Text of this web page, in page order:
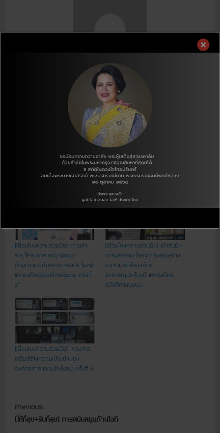
J.E KWON
Editor
หนึ่งคน.ผู้ที่เห็นค่าของชีวิตเพียงหนึ่งชีวิต ผู้ที่ชอบประเทศไทยอย่างสุด
หัวใจ ผู้ที่รักประเทศเกาหลีอย่างสุดหัวใจ
Author's posts
[เชื่อมโยงความร่วมมือ] การเข้า
ร่วม’โครงการเสวนาพัฒนา
ศักยภาพองค์กรสาธารณประโยชน์
และองค์กรสวัสดิการชุมชน ครั้งที่
2′
[เชื่อมโยงความร่วมมือ] เข้ารับฟัง
การบรรยาย โครงการเสริมสร้าง
ความเข้มแข็งองค์กร
สาธารณประโยชน์ และองค์กร
สวัสดิการชุมชน
[เชื่อมโยงความร่วมมือ] โครงการ
เสริมสร้างความเข้มแข็งของ
องค์กรสาธารณประโยชน์ ครั้งที่ 6
C
o
Previous:
[ให้ก็สุข+รับก็สุข] การสนับสนุนด้านไอที